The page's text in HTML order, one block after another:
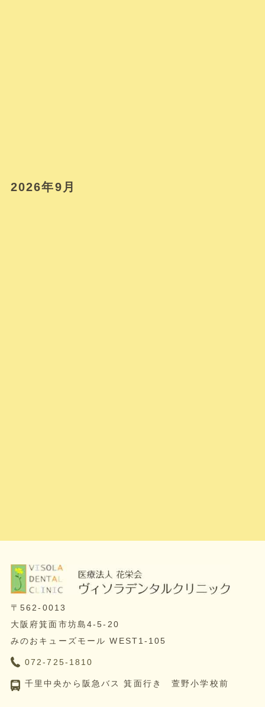
2026年9月
〒562-0013
大阪府箕面市坊島4-5-20
みのおキューズモール WEST1-105
072-725-1810
千里中央から阪急バス 箕面行き 萱野小学校前